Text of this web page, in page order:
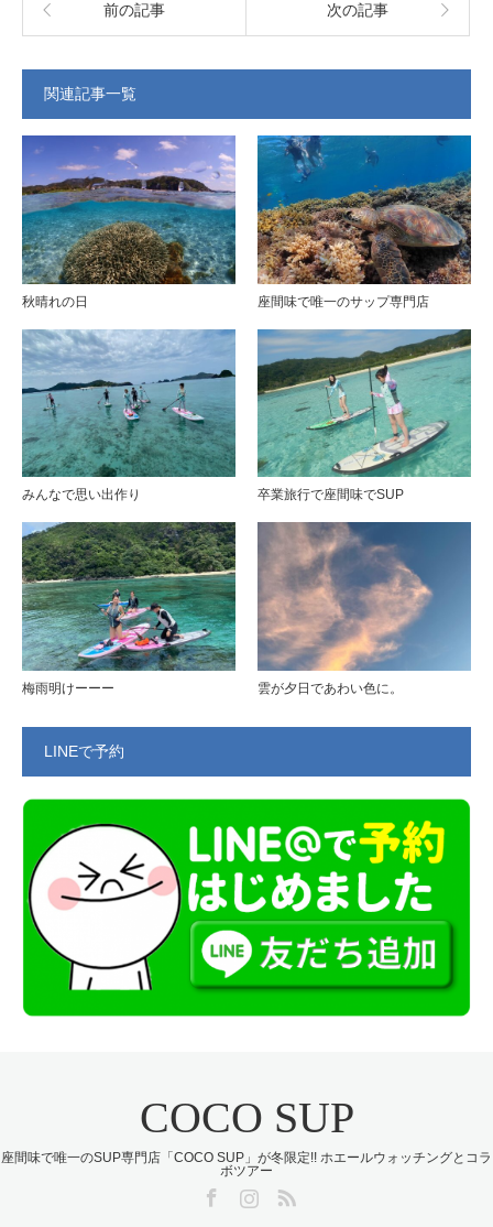
前の記事 次の記事
関連記事一覧
秋晴れの日 座間味で唯一のサップ専門店
みんなで思い出作り 卒業旅行で座間味でSUP
梅雨明けーーー 雲が夕日であわい色に。
LINEで予約
COCO SUP
座間味で唯一のSUP専門店「COCO SUP」が冬限定!! ホエールウォッチングとコラ
ボツアー